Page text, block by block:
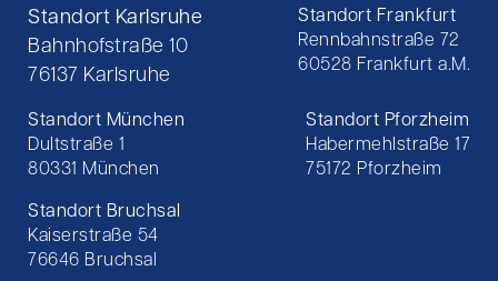
Standort Karlsruhe
Bahnhofstraße 10
76137 Karlsruhe
Standort Frankfurt
Rennbahnstraße 72
60528 Frankfurt a.M.
Standort München
Dultstraße 1
80331 München
Standort Pforzheim
Habermehlstraße 17
75172 Pforzheim
Standort Bruchsal
Kaiserstraße 54
76646 Bruchsal